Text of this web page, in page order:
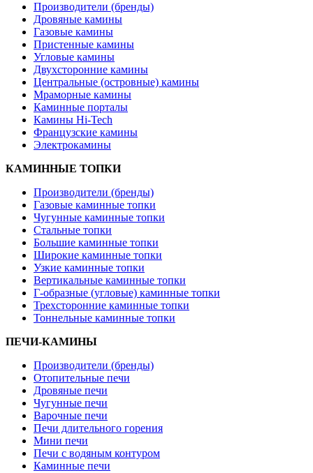
Производители (бренды)
Дровяные камины
Газовые камины
Пристенные камины
Угловые камины
Двухсторонние камины
Центральные (островные) камины
Мраморные камины
Каминные порталы
Камины Hi-Tech
Французские камины
Электрокамины
КАМИННЫЕ ТОПКИ
Производители (бренды)
Газовые каминные топки
Чугунные каминные топки
Стальные топки
Большие каминные топки
Широкие каминные топки
Узкие каминные топки
Вертикальные каминные топки
Г-образные (угловые) каминные топки
Трехсторонние каминные топки
Тоннельные каминные топки
ПЕЧИ-КАМИНЫ
Производители (бренды)
Отопительные печи
Дровяные печи
Чугунные печи
Варочные печи
Печи длительного горения
Мини печи
Печи с водяным контуром
Каминные печи